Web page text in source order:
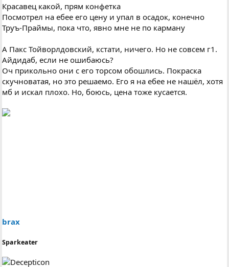
Красавец какой, прям конфетка
Посмотрел на ебее его цену и упал в осадок, конечно
Труъ-Праймы, пока что, явно мне не по карману
А Пакс Тойворлдовский, кстати, ничего. Но не совсем г1.
Айдидаб, если не ошибаюсь?
Оч прикольно они с его торсом обошлись. Покраска
скучноватая, но это решаемо. Его я на ебее не нашёл, хотя
мб и искал плохо. Но, боюсь, цена тоже кусается.
brax
Sparkeater